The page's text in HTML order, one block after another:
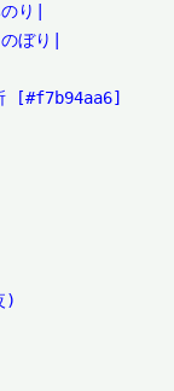
り|
ぼり|
[#f7b94aa6]
)